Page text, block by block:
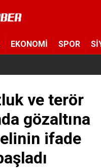
EKONOMİ SPOR
ve terör
gözaltına
ifade